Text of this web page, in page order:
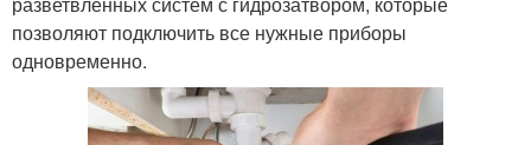
позволяют подключить все нужные приборы
одновременно.